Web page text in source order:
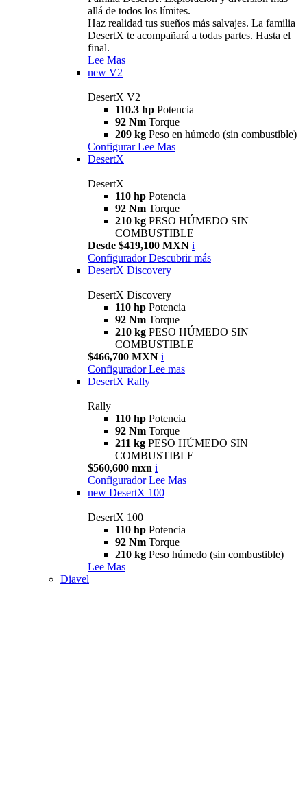
allá de todos los límites.
Haz realidad tus sueños más salvajes. La familia
DesertX te acompañará a todas partes. Hasta el
final.
Lee Mas
new V2
DesertX V2
110.3 hp Potencia
92 Nm Torque
209 kg Peso en húmedo (sin combustible)
Configurar Lee Mas
DesertX
DesertX
110 hp Potencia
92 Nm Torque
210 kg PESO HÚMEDO SIN
COMBUSTIBLE
Desde $419,100 MXN i
Configurador Descubrir más
DesertX Discovery
DesertX Discovery
110 hp Potencia
92 Nm Torque
210 kg PESO HÚMEDO SIN
COMBUSTIBLE
$466,700 MXN i
Configurador Lee mas
DesertX Rally
Rally
110 hp Potencia
92 Nm Torque
211 kg PESO HÚMEDO SIN
COMBUSTIBLE
$560,600 mxn i
Configurador Lee Mas
new DesertX 100
DesertX 100
110 hp Potencia
92 Nm Torque
210 kg Peso húmedo (sin combustible)
Lee Mas
Diavel